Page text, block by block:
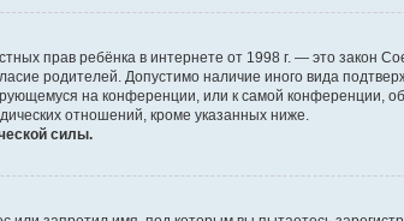
прав ребёнка в интернете от 1998 г. — это
родителей. Допустимо наличие иного вида
на конференции, или к самой конференции,
отношений, кроме указанных ниже.
силы.